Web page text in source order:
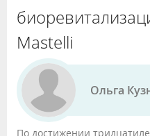
Mastelli
Ольга
По достижении